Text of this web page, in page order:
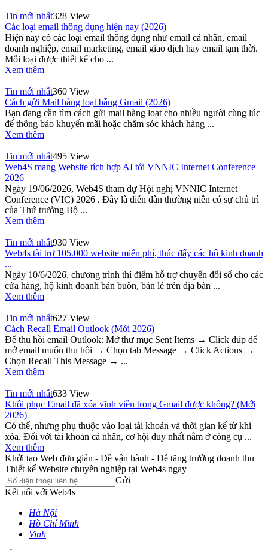
Tin mới nhất328 View
Các loại email thông dụng hiện nay (2026)
Hiện nay có các loại email thông dụng như email cá nhân, email
doanh nghiệp, email marketing, email giao dịch hay email tạm thời.
Mỗi loại được thiết kế cho ...
Xem thêm
Tin mới nhất360 View
Cách gửi Mail hàng loạt bằng Gmail (2026)
Bạn đang cần tìm cách gửi mail hàng loạt cho nhiều người cùng lúc
để thông báo khuyến mãi hoặc chăm sóc khách hàng ...
Xem thêm
Tin mới nhất495 View
Web4S mang Website tích hợp AI tới VNNIC Internet Conference
2026
Ngày 19/06/2026, Web4S tham dự Hội nghị VNNIC Internet
Conference (VIC) 2026 . Đây là diễn đàn thường niên có sự chủ trì
của Thứ trưởng Bộ ...
Xem thêm
Tin mới nhất930 View
Web4s tài trợ 105.000 website miễn phí, thúc đẩy các hộ kinh doanh
...
Ngày 10/6/2026, chương trình thí điểm hỗ trợ chuyển đổi số cho các
cửa hàng, hộ kinh doanh bán buôn, bán lẻ trên địa bàn ...
Xem thêm
Tin mới nhất627 View
Cách Recall Email Outlook (Mới 2026)
Để thu hồi email Outlook: Mở thư mục Sent Items → Click đúp để
mở email muốn thu hồi → Chọn tab Message → Click Actions →
Chọn Recall This Message → ...
Xem thêm
Tin mới nhất633 View
Khôi phục Email đã xóa vĩnh viễn trong Gmail được không? (Mới
2026)
Có thể, nhưng phụ thuộc vào loại tài khoản và thời gian kể từ khi
xóa. Đối với tài khoản cá nhân, cơ hội duy nhất nằm ở công cụ ...
Xem thêm
Khởi tạo Web đơn giản - Dễ vận hành - Dễ tăng trưởng doanh thu
Thiết kế Website chuyên nghiệp tại Web4s ngay
Gửi
Kết nối với Web4s
Hà Nội
Hồ Chí Minh
Vinh